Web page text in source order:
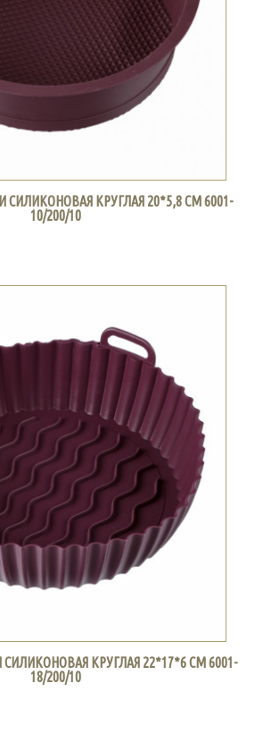
КРУГЛАЯ 20*5,8 СМ 6001-
10/200/10
КРУГЛАЯ 22*17*6 СМ 6001-
18/200/10